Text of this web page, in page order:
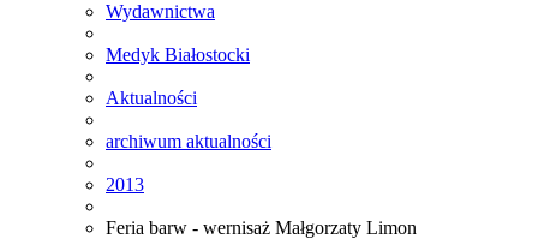
Wydawnictwa
Medyk Białostocki
Aktualności
archiwum aktualności
2013
Feria barw - wernisaż Małgorzaty Limon